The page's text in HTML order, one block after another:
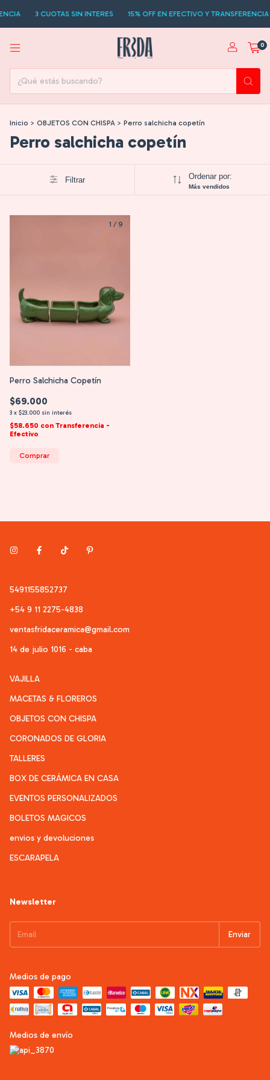
3 CUOTAS SIN INTERES 15% OFF EN EFECTIVO Y TRANSFERENCIA
0
Inicio > OBJETOS CON CHISPA > Perro salchicha copetín
Perro salchicha copetín
Filtrar Ordenar por:
Más vendidos
1 / 9
Perro Salchicha Copetín
$69.000
3 x $23.000 sin interés
$58.650 con Transferencia -
Efectivo
Comprar
5491155852737
+54 9 11 2275-4838
ventasfridaceramica@gmail.com
14 de julio 1016 - caba
VAJILLA
MACETAS & FLOREROS
OBJETOS CON CHISPA
CORONADOS DE GLORIA
TALLERES
BOX DE CERÁMICA EN CASA
EVENTOS PERSONALIZADOS
BOLETOS MAGICOS
envios y devoluciones
ESCARAPELA
Newsletter
Medios de pago
Medios de envío